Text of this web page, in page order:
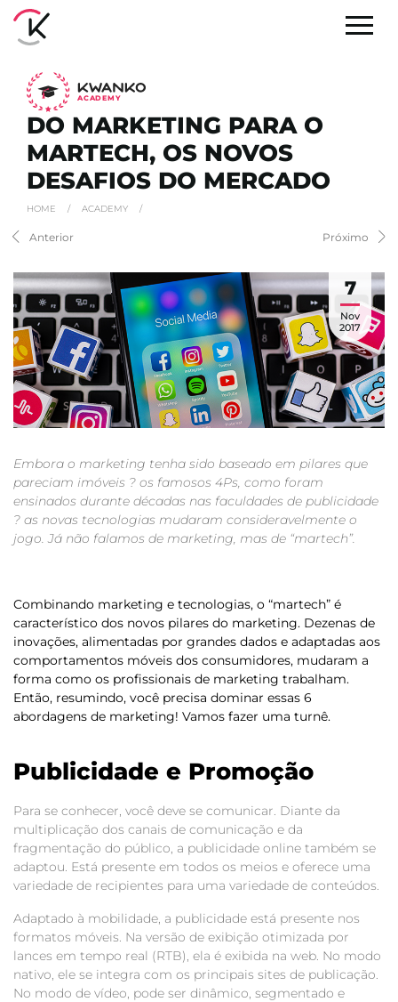
ACADEMY
DO MARKETING PARA O
MARTECH, OS NOVOS
DESAFIOS DO MERCADO
HOME / ACADEMY /
Anterior Próximo
7
Nov
2017
Embora o marketing tenha sido baseado em pilares que
pareciam imóveis ? os famosos 4Ps, como foram
ensinados durante décadas nas faculdades de publicidade
? as novas tecnologias mudaram consideravelmente o
jogo. Já não falamos de marketing, mas de “martech”.
Combinando marketing e tecnologias, o “martech” é
característico dos novos pilares do marketing. Dezenas de
inovações, alimentadas por grandes dados e adaptadas aos
comportamentos móveis dos consumidores, mudaram a
forma como os profissionais de marketing trabalham.
Então, resumindo, você precisa dominar essas 6
abordagens de marketing! Vamos fazer uma turnê.
Publicidade e Promoção
Para se conhecer, você deve se comunicar. Diante da
multiplicação dos canais de comunicação e da
fragmentação do público, a publicidade online também se
adaptou. Está presente em todos os meios e oferece uma
variedade de recipientes para uma variedade de conteúdos.
Adaptado à mobilidade, a publicidade está presente nos
formatos móveis. Na versão de exibição otimizada por
lances em tempo real (RTB), ela é exibida na web. No modo
nativo, ele se integra com os principais sites de publicação.
No modo de vídeo, pode ser dinâmico, segmentado e